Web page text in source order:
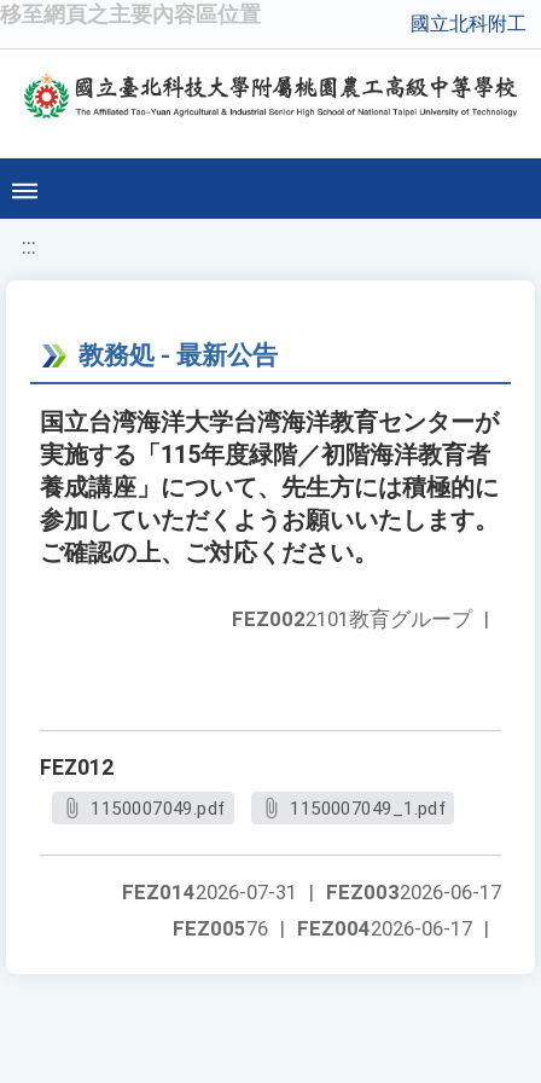
移至網頁之主要內容區位置 國立北科附工
:::
教務処 - 最新公告
国立台湾海洋大学台湾海洋教育センターが
実施する「115年度緑階／初階海洋教育者
養成講座」について、先生方には積極的に
参加していただくようお願いいたします。
ご確認の上、ご対応ください。
FEZ0022101教育グループ |
FEZ012
1150007049.pdf 1150007049_1.pdf
FEZ0032026-06-17
FEZ0142026-07-31
|
FEZ0042026-06-17 |
FEZ00576 |